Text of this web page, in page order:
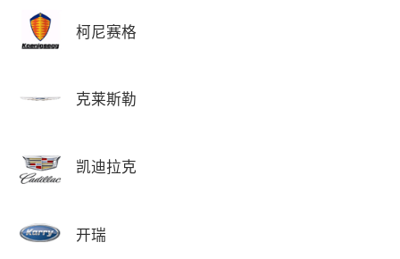
柯尼赛格
克莱斯勒
凯迪拉克
开瑞